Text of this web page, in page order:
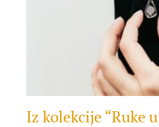
Iz kolekcije “Ruke